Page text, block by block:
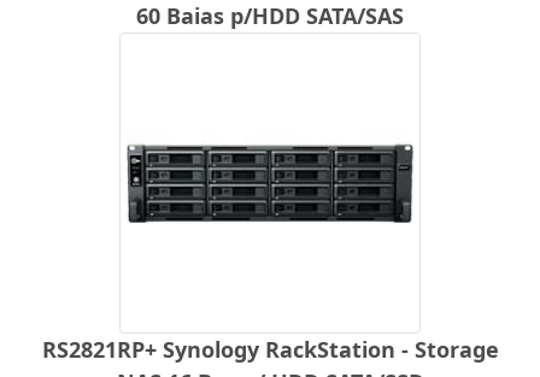
60 Baias p/HDD SATA/SAS
RS2821RP+ Synology RackStation - Storage